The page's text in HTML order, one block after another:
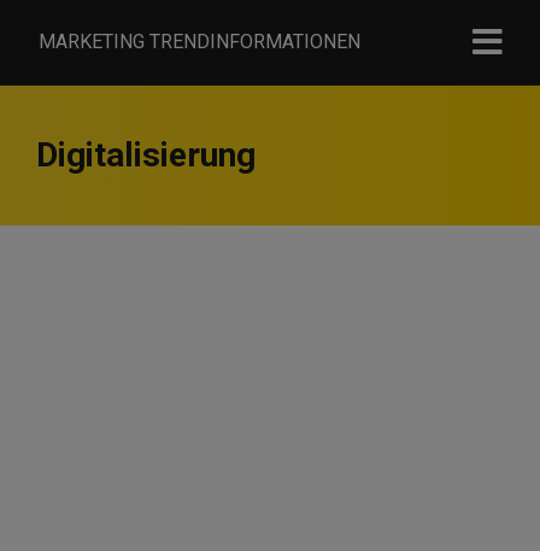
MARKETING TRENDINFORMATIONEN
Digitalisierung